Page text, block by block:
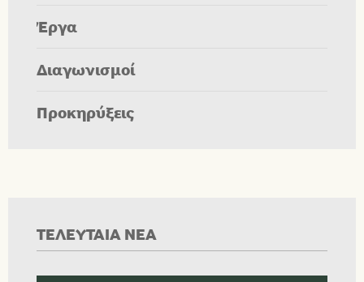
Έργα
Διαγωνισμοί
Προκηρύξεις
ΤΕΛΕΥΤΑΙΑ ΝΕΑ